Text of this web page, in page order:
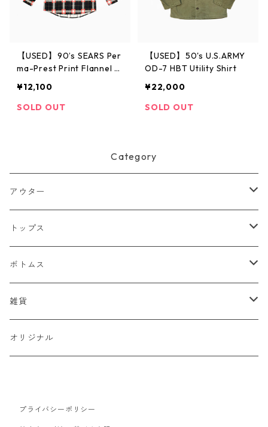
【USED】90’s SEARS Per
ma-Prest Print Flannel S
¥12,100
SOLD OUT
【USED】50's U.S.ARMY
OD-7 HBT Utility Shirt
¥22,000
SOLD OUT
Category
アウター
ジャケット
デニムジャケット
スタジャン
ベスト
トップス
Tシャツ
半袖Tシャツ
七分・長袖Tシャツ
シャツ
半袖シャツ
スウェット
パーカー
セーター
ボトムス
デニム
チノパン
コーデュロイ
雑貨
キャップ
ベルト
オリジナル
プライバシーポリシー